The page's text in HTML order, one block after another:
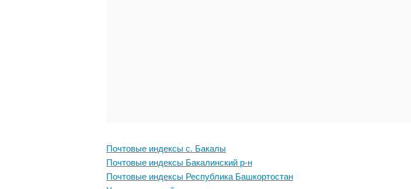
Почтовые индексы с. Бакалы
Почтовые индексы Бакалинский р-н
Почтовые индексы Республика Башкортостан